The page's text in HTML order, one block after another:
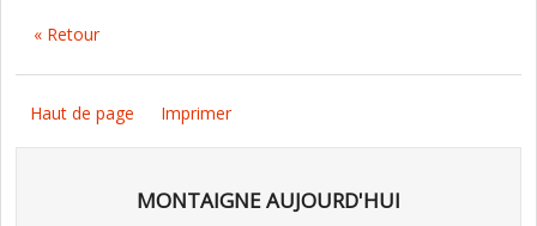
« Retour
Haut de page Imprimer
MONTAIGNE AUJOURD'HUI